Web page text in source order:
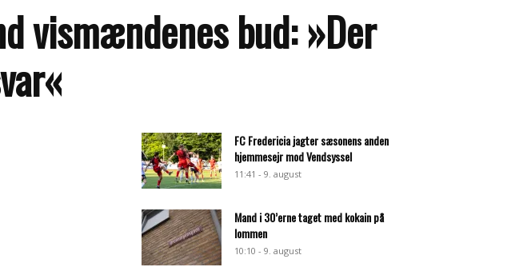
vismændenes bud: »Der
FC Fredericia jagter sæsonens anden
hjemmesejr mod Vendsyssel
11:41 - 9. august
Mand i 30’erne taget med kokain på
lommen
10:10 - 9. august